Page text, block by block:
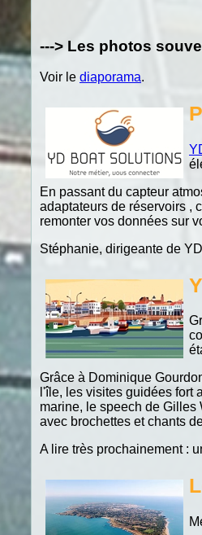
---> Les photos
Voir le diaporama.
En passant du capteur
adaptateurs de réservoirs ,
remonter vos données sur
Stéphanie, dirigeante de
Grâce à Dominique
l'île, les visites guidées fort
marine, le speech de Gilles
avec brochettes et chants
A lire très prochainement :